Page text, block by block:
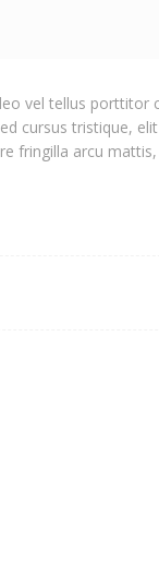
vel tellus porttitor
cursus tristique,
fringilla arcu